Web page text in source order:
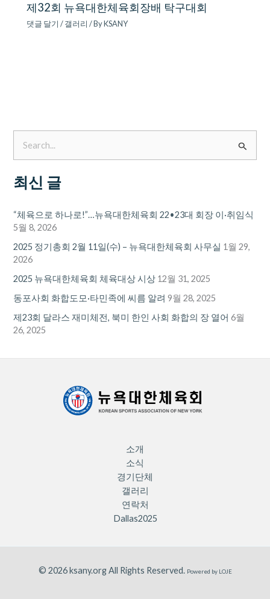
제32회 뉴욕대한체육회장배 탁구대회
댓글 달기 /갤러리 / ByKSANY
대
최신 글
“체육으로 하나로!”…뉴욕대한체육회 22•23대 회장 이·취임식
5월 8, 2026
2025 정기총회 2월 11일(수) – 뉴욕대한체육회 사무실 1월 29,
2026
2025 뉴욕대한체육회 체육대상 시상 12월 31, 2025
동포사회 화합도모·타민족에 씨름 알려 9월 28, 2025
제23회 달라스 재미체전, 북미 한인 사회 화합의 장 열어 6월
26, 2025
소개
소식
경기단체
갤러리
연락처
Dallas2025
© 2026 ksany.org All Rights Reserved. Powered by LOJE